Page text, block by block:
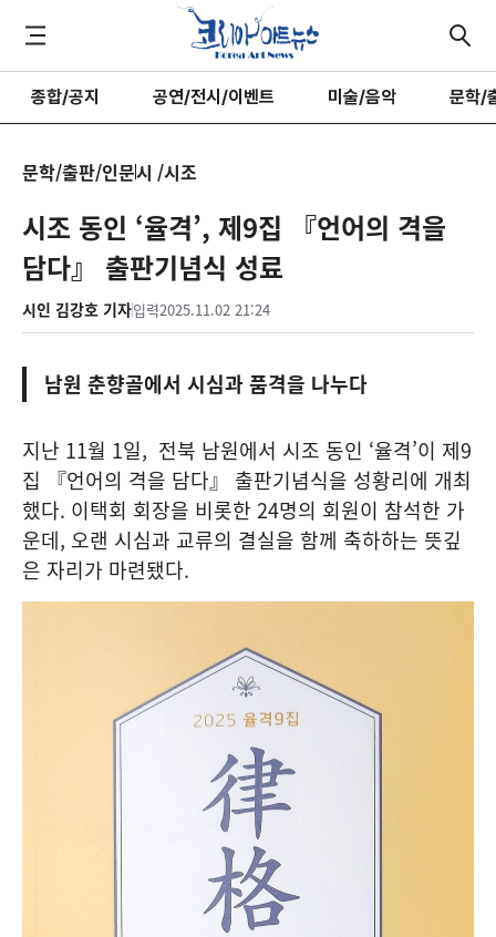
종합/공지 공연/전시/이벤트 미술/음악 문학/
문학/출판/인문시 /시조
시조 동인 ‘율격’, 제9집 『언어의 격을
담다』 출판기념식 성료
시인 김강호 기자입력2025.11.02 21:24
남원 춘향골에서 시심과 품격을 나누다
지난 11월 1일, 전북 남원에서 시조 동인 ‘율격’이 제9
집 『언어의 격을 담다』 출판기념식을 성황리에 개최
했다. 이택회 회장을 비롯한 24명의 회원이 참석한 가
운데, 오랜 시심과 교류의 결실을 함께 축하하는 뜻깊
은 자리가 마련됐다.